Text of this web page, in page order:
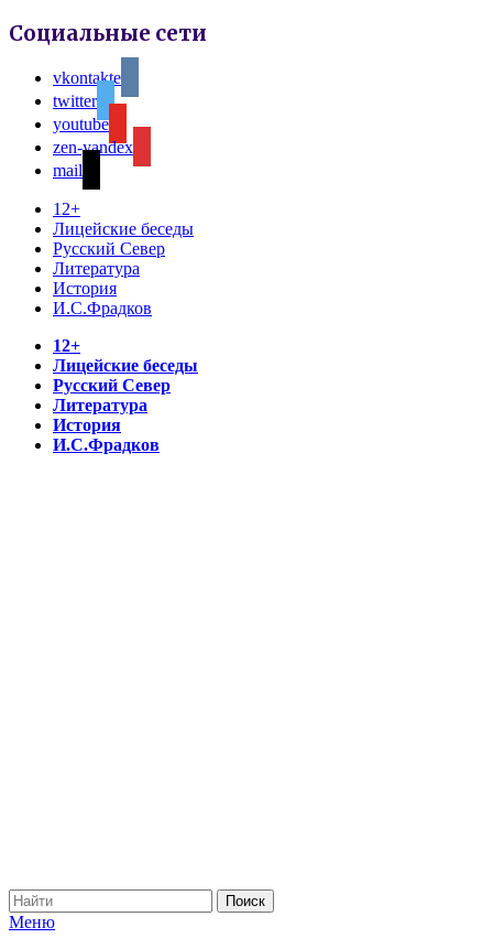
Социальные сети
vkontakte
twitter
youtube
zen-yandex
mail
12+
Лицейские беседы
Русский Север
Литература
История
И.С.Фрадков
12+
Лицейские беседы
Русский Север
Литература
История
И.С.Фрадков
Меню